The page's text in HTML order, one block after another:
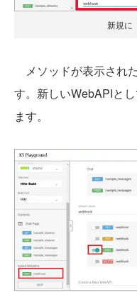
新規に
メソッドが表示され
す。新しいWebAPIと
ます。